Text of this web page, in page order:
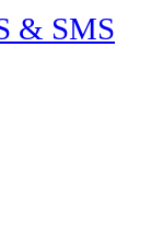
& SMS